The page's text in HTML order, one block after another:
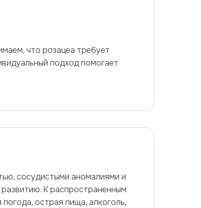
что розацеа требует
подход помогает
сосудистыми аномалиями и
К распространенным
острая пища, алкоголь,